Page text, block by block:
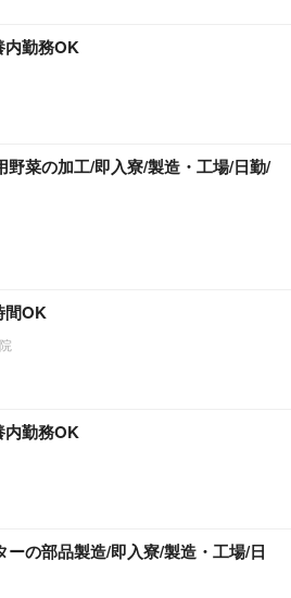
内勤務OK
野菜の加工/即入寮/製造・工場/日勤/
間OK
内勤務OK
ーの部品製造/即入寮/製造・工場/日